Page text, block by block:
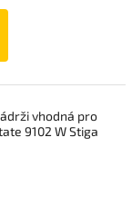
vhodná pro
9102 W Stiga